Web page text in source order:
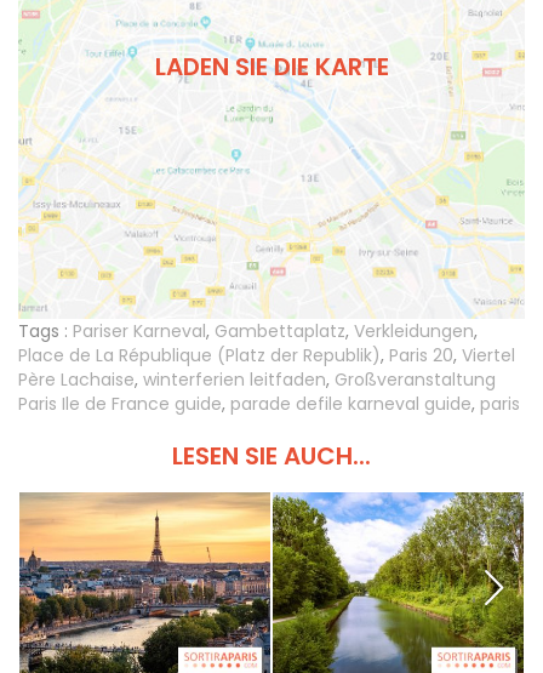
LADEN SIE DIE KARTE
Tags : Pariser Karneval, Gambettaplatz, Verkleidungen,
Place de La République (Platz der Republik), Paris 20, Viertel
Père Lachaise, winterferien leitfaden, Großveranstaltung
Paris Ile de France guide, parade defile karneval guide, paris
LESEN SIE AUCH...